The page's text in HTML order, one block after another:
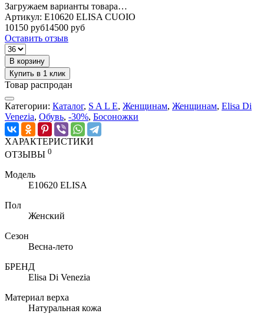
Загружаем варианты товара…
Артикул: E10620 ELISA CUOIO
10150 руб14500 руб
Оставить отзыв
В корзину
Купить в 1 клик
Товар распродан
Категории: Каталог, S A L E, Женщинам, Женщинам, Elisa Di
Venezia, Обувь, -30%, Босоножки
ХАРАКТЕРИСТИКИ
ОТЗЫВЫ 0
Модель
E10620 ELISA
Пол
Женский
Сезон
Весна-лето
БРЕНД
Elisa Di Venezia
Материал верха
Натуральная кожа